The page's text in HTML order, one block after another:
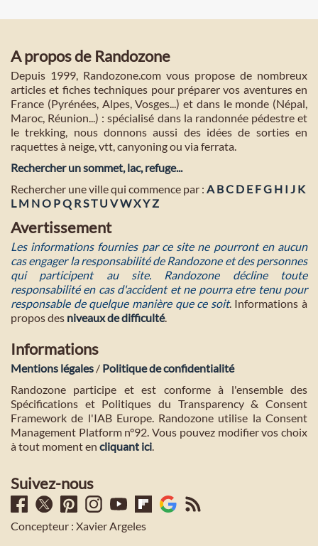
A propos de Randozone
Depuis 1999, Randozone.com vous propose de nombreux
articles et fiches techniques pour préparer vos aventures en
France (Pyrénées, Alpes, Vosges...) et dans le monde (Népal,
Maroc, Réunion...) : spécialisé dans la randonnée pédestre et
le trekking, nous donnons aussi des idées de sorties en
raquettes à neige, vtt, canyoning ou via ferrata.
Rechercher un sommet, lac, refuge...
Rechercher une ville qui commence par : A BC D E FG H I J K
L M NO PQ RST U VWXYZ
Avertissement
Les informations fournies par ce site ne pourront en aucun
cas engager la responsabilité de Randozone et des personnes
qui participent au site. Randozone décline toute
responsabilité en cas d'accident et ne pourra etre tenu pour
responsable de quelque manière que ce soit. Informations à
propos des niveaux de difficulté.
Informations
Mentions légales / Politique de confidentialité
Randozone participe et est conforme à l'ensemble des
Spécifications et Politiques du Transparency & Consent
Framework de l'IAB Europe. Randozone utilise la Consent
Management Platform n°92. Vous pouvez modifier vos choix
à tout moment en cliquant ici.
Suivez-nous
Concepteur : Xavier Argeles